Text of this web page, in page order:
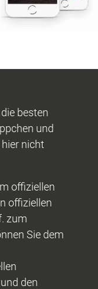
besten
und
nicht
offiziellen
offiziellen
zum
Sie dem
den